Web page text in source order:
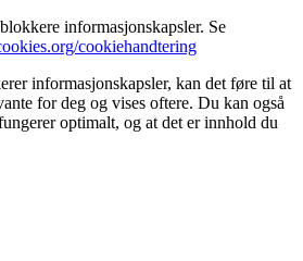
informasjonskapsler. Se
cookiehandtering
informasjonskapsler, kan det føre til at
for deg og vises oftere. Du kan også
optimalt, og at det er innhold du